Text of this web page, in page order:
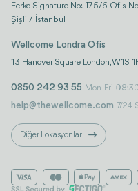
Ferko Signature No: 175/6 Ofis
Şişli / İstanbul
Wellcome Londra Ofis
13 Hanover Square London, W1S
0850 242 93 55 Mon-Fri
help@thewellcome.com 7/24
Diğer Lokasyonlar